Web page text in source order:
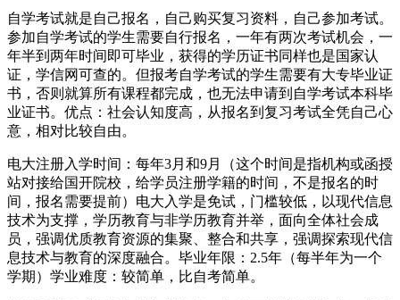
自学考试就是自己报名，自己购买复习资料，自己参加考试。
参加自学考试的学生需要自行报名，一年有两次考试机会，一
年半到两年时间即可毕业，获得的学历证书同样也是国家认
证，学信网可查的。但报考自学考试的学生需要有大专毕业证
书，否则就算所有课程都完成，也无法申请到自学考试本科毕
业证书。优点：社会认知度高，从报名到复习考试全凭自己心
意，相对比较自由。
电大注册入学时间：每年3月和9月（这个时间是指机构或函授
站对接给国开院校，给学员注册学籍的时间，不是报名的时
间，报名需要提前）电大入学是免试，门槛较低，以现代信息
技术为支撑，学历教育与非学历教育并举，面向全体社会成
员，强调优质教育资源的集聚、整合和共享，强调探索现代信
息技术与教育的深度融合。毕业年限：2.5年（每半年为一个
学期）学业难度：较简单，比自考简单。